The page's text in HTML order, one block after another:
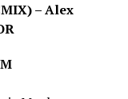
– Alex